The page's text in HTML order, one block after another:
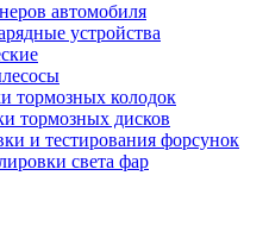
автомобиля
устройства
тормозных колодок
тормозных дисков
и тестирования форсунок
света фар